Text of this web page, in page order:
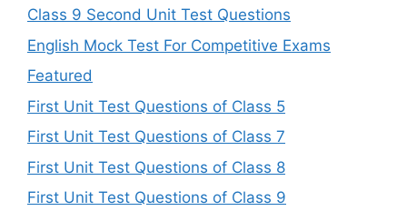
Class 9 Second Unit Test Questions
English Mock Test For Competitive Exams
Featured
First Unit Test Questions of Class 5
First Unit Test Questions of Class 7
First Unit Test Questions of Class 8
First Unit Test Questions of Class 9